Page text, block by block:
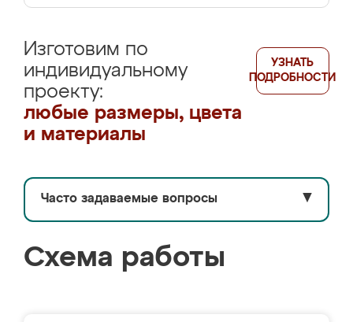
Изготовим по
индивидуальному
проекту:
любые размеры, цвета
и материалы
УЗНАТЬ
ПОДРОБНОСТИ
Часто задаваемые вопросы ▼
Схема работы